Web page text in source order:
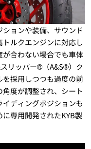
ョンや装備、サウンド
ルクエンジンに対応し
合わない場合でも車体
リッパー®（A&S®）ク
採用しつつも過度の前
度が調整され、シート
ディングポジションも
専用開発されたKYB製